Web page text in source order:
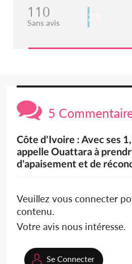
110
Sans avis 2%
5
Côte d'Ivoire : Avec ses
appelle Ouattara à
d'apaisement et de
Veuillez vous connecter
contenu.
Votre avis nous intéresse.
Se Connecter